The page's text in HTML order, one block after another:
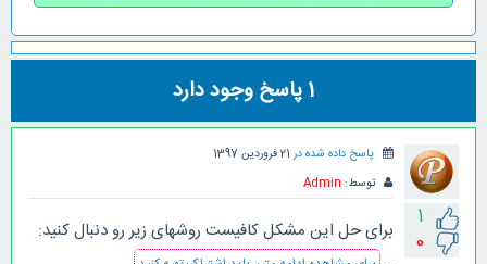
1پاسخ وجود دارد
1
0
پاسخ داده شده در 21 فروردین 1397
توسط: Admin
برای حل این مشکل کافیست روشهای زیر رو دنبال کنید: